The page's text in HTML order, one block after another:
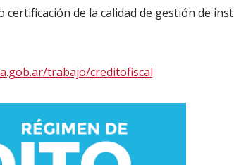
de la calidad de gestión de
trabajo/creditofiscal